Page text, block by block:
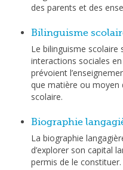
des parents et des
Bilinguisme
Le bilinguisme scolaire
interactions sociales
prévoient
que matière ou moyen
scolaire.
Biographie
La biographie
d’explorer son capital
permis de le constituer.